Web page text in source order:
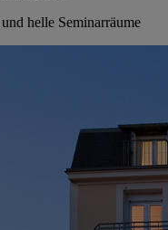
helle Seminarräume